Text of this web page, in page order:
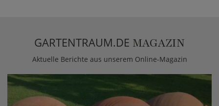
GARTENTRAUM.DE MAGAZIN
Aktuelle Berichte aus unserem Online-Magazin